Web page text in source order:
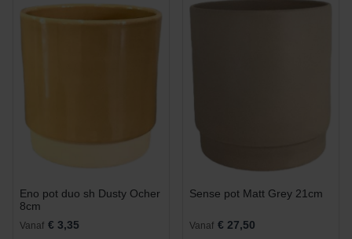
Eno pot duo sh Dusty Ocher
8cm
Vanaf € 3,35
Sense pot Matt Grey 21cm
Vanaf € 27,50